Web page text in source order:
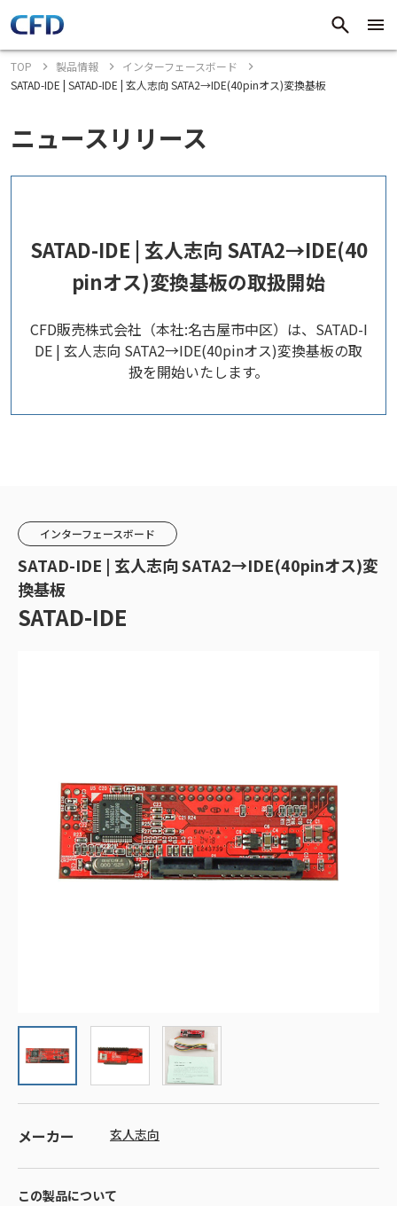
TOP 製品情報
インターフェースボード
SATAD-IDE | SATAD-IDE | 玄人志向 SATA2→IDE(40pinオス)変換基板
ニュースリリース
SATAD-IDE | 玄人志向 SATA2→IDE(40
pinオス)変換基板の取扱開始
CFD販売株式会社（本社:名古屋市中区）は、SATAD-I
DE | 玄人志向 SATA2→IDE(40pinオス)変換基板の取
扱を開始いたします。
インターフェースボード
SATAD-IDE | 玄人志向 SATA2→IDE(40pinオス)変
換基板
SATAD-IDE
メーカー 玄人志向
この製品について